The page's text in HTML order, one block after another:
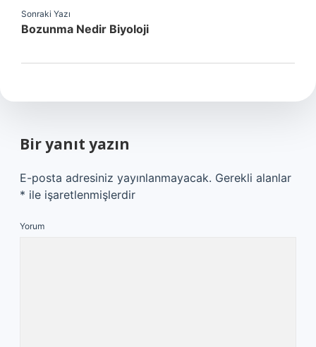
Sonraki Yazı
Bozunma Nedir Biyoloji
Bir yanıt yazın
E-posta adresiniz yayınlanmayacak. Gerekli alanlar
* ile işaretlenmişlerdir
Yorum